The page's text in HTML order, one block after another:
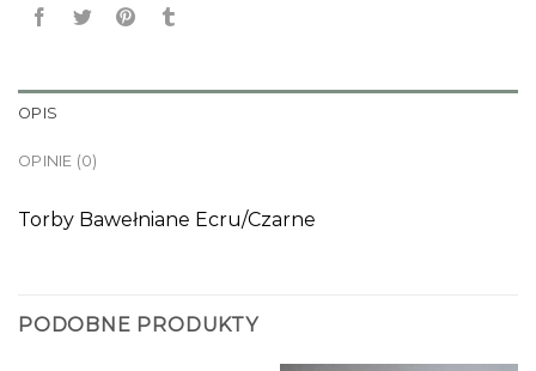
OPIS
OPINIE (0)
Torby Bawełniane Ecru/Czarne
PODOBNE PRODUKTY